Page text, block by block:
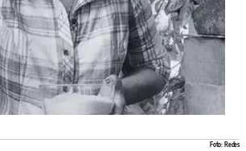
Foto: Redes